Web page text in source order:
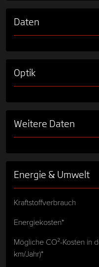
Daten
Optik
Weitere Daten
Energie & Umwelt
Kraftstoffverbrauch
Energiekosten*
Mögliche CO²-Kosten in
km/Jahr)*